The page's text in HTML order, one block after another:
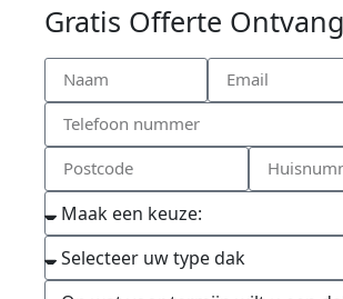
Gratis Offerte